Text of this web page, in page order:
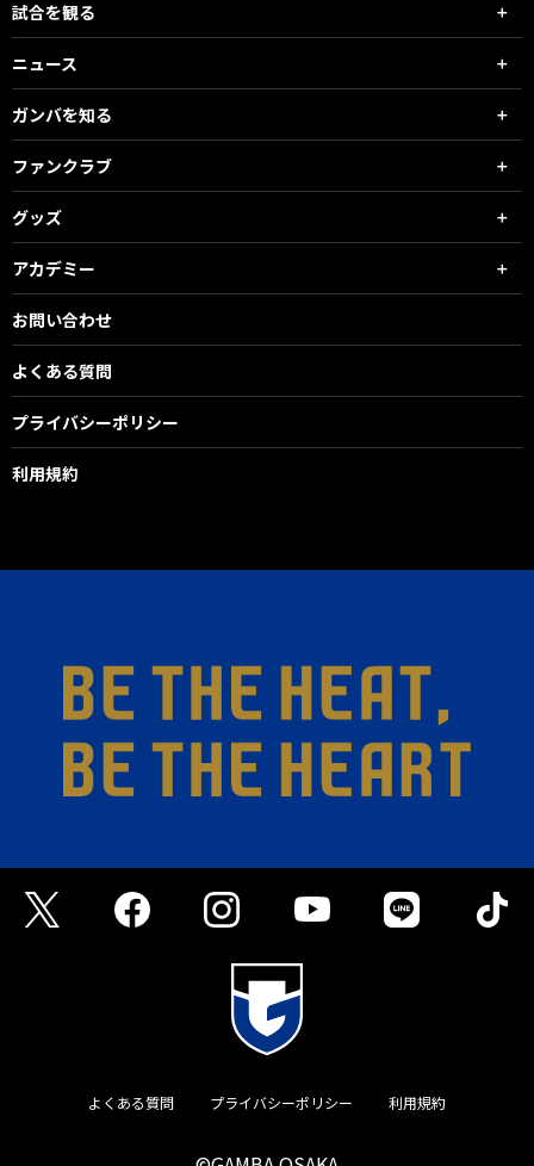
試合を観る
ニュース
ガンバを知る
ファンクラブ
グッズ
アカデミー
お問い合わせ
よくある質問
プライバシーポリシー
利用規約
よくある質問 プライバシーポリシー 利用規約